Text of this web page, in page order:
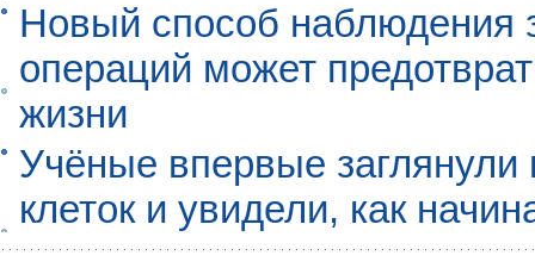
Новый способ наблюдения
операций может
жизни
Учёные впервые
клеток и увидели, как